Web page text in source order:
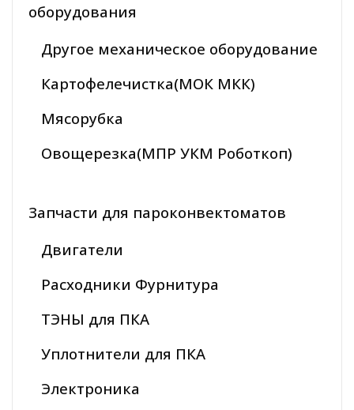
оборудования
Другое механическое оборудование
Картофелечистка(МОК МКК)
Мясорубка
Овощерезка(МПР УКМ Роботкоп)
Запчасти для пароконвектоматов
Двигатели
Расходники Фурнитура
ТЭНЫ для ПКА
Уплотнители для ПКА
Электроника